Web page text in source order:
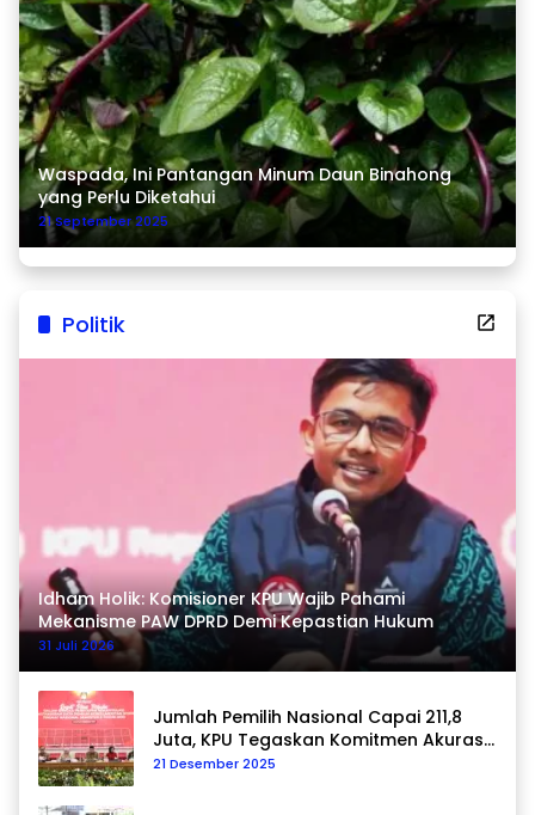
Waspada, Ini Pantangan Minum Daun Binahong
yang Perlu Diketahui
21 September 2025
Politik
Idham Holik: Komisioner KPU Wajib Pahami
Mekanisme PAW DPRD Demi Kepastian Hukum
31 Juli 2026
Jumlah Pemilih Nasional Capai 211,8
Juta, KPU Tegaskan Komitmen Akurasi
Data Berkelanjutan
21 Desember 2025